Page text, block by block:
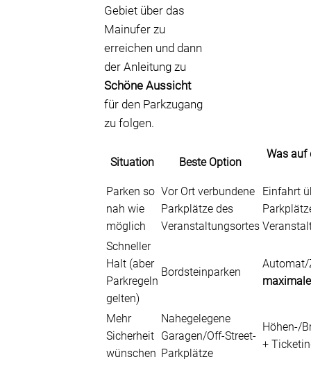
Gebiet über das
Mainufer zu
erreichen und dann
der Anleitung zu
Schöne Aussicht
für den Parkzugang
zu folgen.
Situation Beste Option
Was auf
Parken so
nah wie
möglich
Vor Ort verbundene
Parkplätze des
Veranstaltungsortes
Einfahrt
Schneller
Halt (aber
Parkregeln
gelten)
Bordsteinparken
Automat/
Mehr
Sicherheit
wünschen
Nahegelegene
Garagen/Off-Street-
Parkplätze
Höhen-/
+